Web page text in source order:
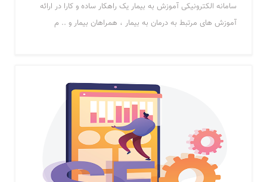
سامانه الکترونیکی آموزش به بیمار یک راهکار ساده و کارا در ارائه
آموزش های مرتبط به درمان به بیمار ، همراهان بیمار و .. م